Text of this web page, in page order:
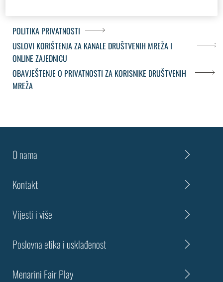
POLITIKA PRIVATNOSTI
USLOVI KORIŠTENJA ZA KANALE DRUŠTVENIH MREŽA I
ONLINE ZAJEDNICU
OBAVJEŠTENJE O PRIVATNOSTI ZA KORISNIKE DRUŠTVENIH
MREŽA
O nama
Kontakt
Vijesti i više
Poslovna etika i usklađenost
Menarini Fair Play